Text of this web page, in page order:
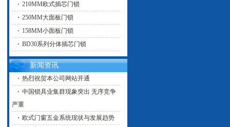
210MM欧式插芯门锁
250MM大面板门锁
158MM小面板门锁
BD30系列分体插芯门锁
新闻资讯
热烈祝贺本公司网站开通
中国锁具业集群现象突出 无序竞争
严重
欧式门窗五金系统现状与发展趋势